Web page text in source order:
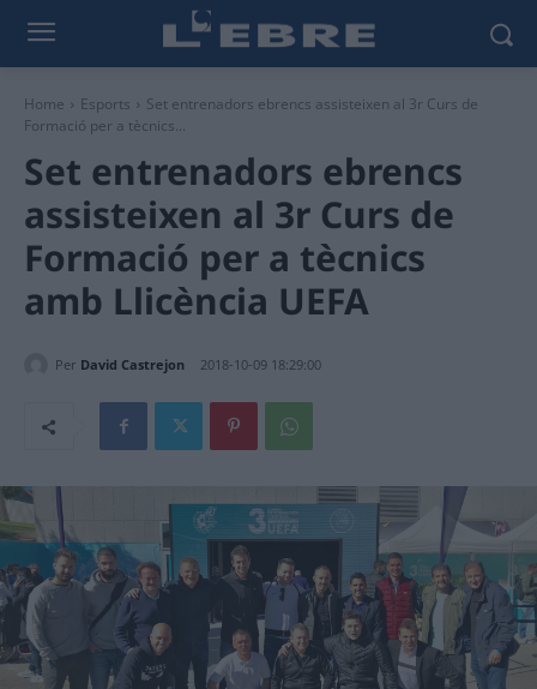
Home Esports
Set entrenadors ebrencs assisteixen al 3r Curs de
Formació per a tècnics...
Set entrenadors ebrencs
assisteixen al 3r Curs de
Formació per a tècnics
amb Llicència UEFA
Per David Castrejon 2018-10-09 18:29:00